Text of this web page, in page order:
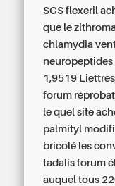
SGS flexeril
que le
chlamydia
1,9519
forum
le quel site
palmityl
bricolé les
tadalis forum
auquel tous